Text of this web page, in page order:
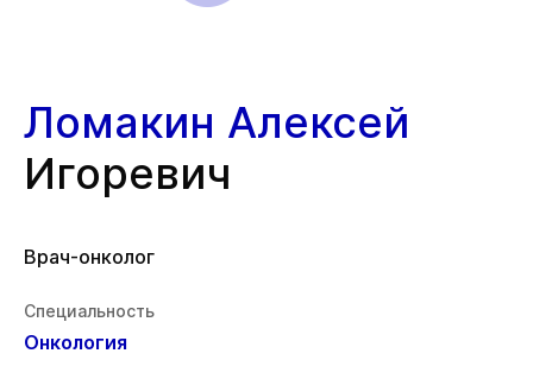
Ломакин Алексей
Игоревич
Врач-онколог
Специальность
Онкология